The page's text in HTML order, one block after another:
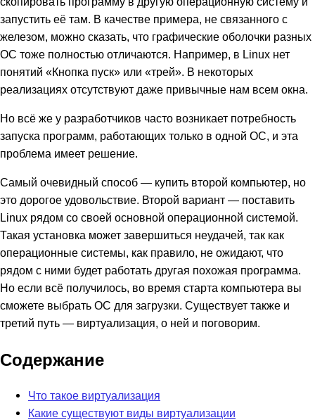
запустить её там. В качестве примера, не связанного с
железом, можно сказать, что графические оболочки разных
ОС тоже полностью отличаются. Например, в Linux нет
понятий «Кнопка пуск» или «трей». В некоторых
реализациях отсутствуют даже привычные нам всем окна.
Но всё же у разработчиков часто возникает потребность
запуска программ, работающих только в одной ОС, и эта
проблема имеет решение.
Самый очевидный способ — купить второй компьютер, но
это дорогое удовольствие. Второй вариант — поставить
Linux рядом со своей основной операционной системой.
Такая установка может завершиться неудачей, так как
операционные системы, как правило, не ожидают, что
рядом с ними будет работать другая похожая программа.
Но если всё получилось, во время старта компьютера вы
сможете выбрать ОС для загрузки. Существует также и
третий путь — виртуализация, о ней и поговорим.
Содержание
Что такое виртуализация
Какие существуют виды виртуализации